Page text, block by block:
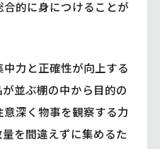
的に身につけることが
力と正確性が向上する
並ぶ棚の中から目的の
深く物事を観察する力
を間違えずに集めるた